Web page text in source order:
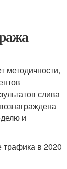
методичности,
слива
и
трафика в 2020